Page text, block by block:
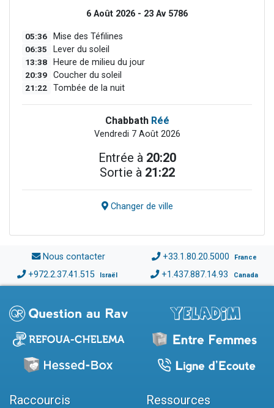
6 Août 2026 - 23 Av 5786
05:36 Mise des Téfilines
06:35 Lever du soleil
13:38 Heure de milieu du jour
20:39 Coucher du soleil
21:22 Tombée de la nuit
Chabbath Réé
Vendredi 7 Août 2026
Entrée à 20:20
Sortie à 21:22
Changer de ville
Nous contacter +33.1.80.20.5000 France
+972.2.37.41.515 Israël +1.437.887.14.93 Canada
Raccourcis Ressources